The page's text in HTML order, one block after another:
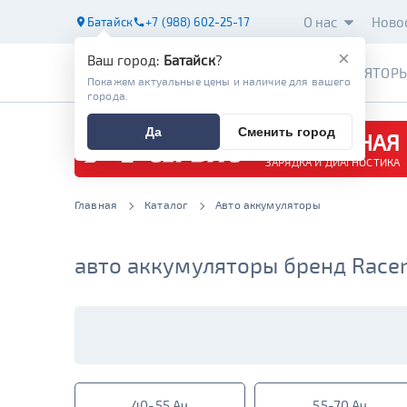
Батайск +7 (988) 602-25-17 О нас
БЕСПЛАТНАЯ
ЗАРЯДКА И ДИАГНОСТИКА
Главная Каталог Авто аккумуляторы
авто аккумуляторы бренд
×
Ваш город: Батайск?
Покажем актуальные цены и наличие для вашего
города.
Да Сменить город